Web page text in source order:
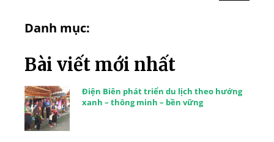
Danh mục:
Bài viết mới nhất
Điện Biên phát triển du lịch theo hướng
xanh – thông minh – bền vững